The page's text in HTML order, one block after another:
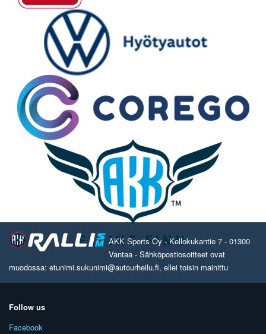
AKK Sports Oy - Kellokukantie 7 - 01300
Vantaa - Sähköpostiosoitteet ovat
muodossa: etunimi.sukunimi@autourheilu.fi, ellei toisin mainittu
Follow us
Facebook